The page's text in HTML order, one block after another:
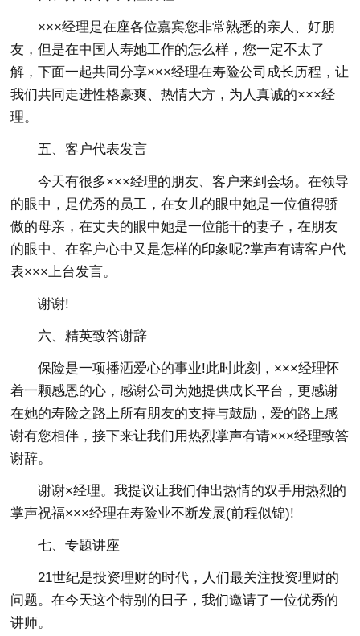
×××经理是在座各位嘉宾您非常熟悉的亲人、好朋
友，但是在中国人寿她工作的怎么样，您一定不太了
解，下面一起共同分享×××经理在寿险公司成长历程，让
我们共同走进性格豪爽、热情大方，为人真诚的×××经
理。
五、客户代表发言
今天有很多×××经理的朋友、客户来到会场。在领导
的眼中，是优秀的员工，在女儿的眼中她是一位值得骄
傲的母亲，在丈夫的眼中她是一位能干的妻子，在朋友
的眼中、在客户心中又是怎样的印象呢?掌声有请客户代
表×××上台发言。
谢谢!
六、精英致答谢辞
保险是一项播洒爱心的事业!此时此刻，×××经理怀
着一颗感恩的心，感谢公司为她提供成长平台，更感谢
在她的寿险之路上所有朋友的支持与鼓励，爱的路上感
谢有您相伴，接下来让我们用热烈掌声有请×××经理致答
谢辞。
谢谢×经理。我提议让我们伸出热情的双手用热烈的
掌声祝福×××经理在寿险业不断发展(前程似锦)!
七、专题讲座
21世纪是投资理财的时代，人们最关注投资理财的
问题。在今天这个特别的日子，我们邀请了一位优秀的
讲师。